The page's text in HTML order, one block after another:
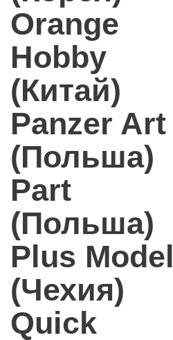
Orange
Hobby
(Китай)
Panzer Art
(Польша)
Part
(Польша)
Plus Model
(Чехия)
Quick